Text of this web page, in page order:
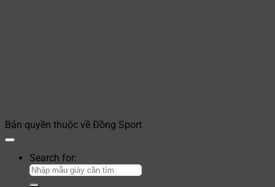
Bản quyền thuộc về Đồng Sport
Search for: